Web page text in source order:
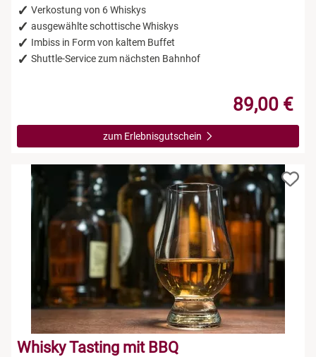
Verkostung von 6 Whiskys
ausgewählte schottische Whiskys
Imbiss in Form von kaltem Buffet
Shuttle-Service zum nächsten Bahnhof
89,00 €
zum Erlebnisgutschein
Whisky Tasting mit BBQ